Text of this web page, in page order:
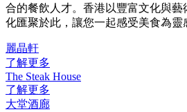
合的餐飲人才。香港以豐富文化與
化匯聚於此，讓您一起感受美食為靈
麗晶軒
了解更多
The Steak House
了解更多
大堂酒廊